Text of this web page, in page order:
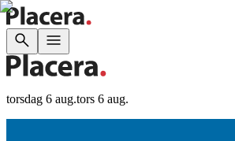
torsdag 6 aug.tors 6 aug.